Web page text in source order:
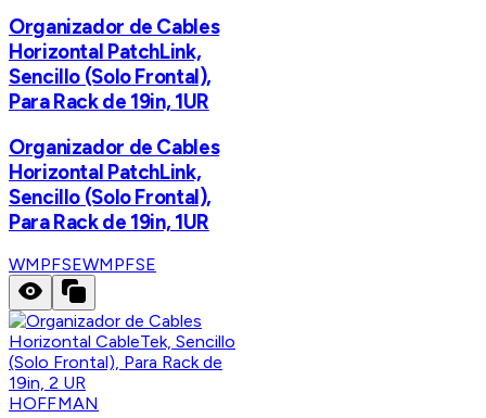
Organizador de Cables
Horizontal PatchLink,
Sencillo (Solo Frontal),
Para Rack de 19in, 1UR
Organizador de Cables
Horizontal PatchLink,
Sencillo (Solo Frontal),
Para Rack de 19in, 1UR
WMPFSEWMPFSE
HOFFMAN